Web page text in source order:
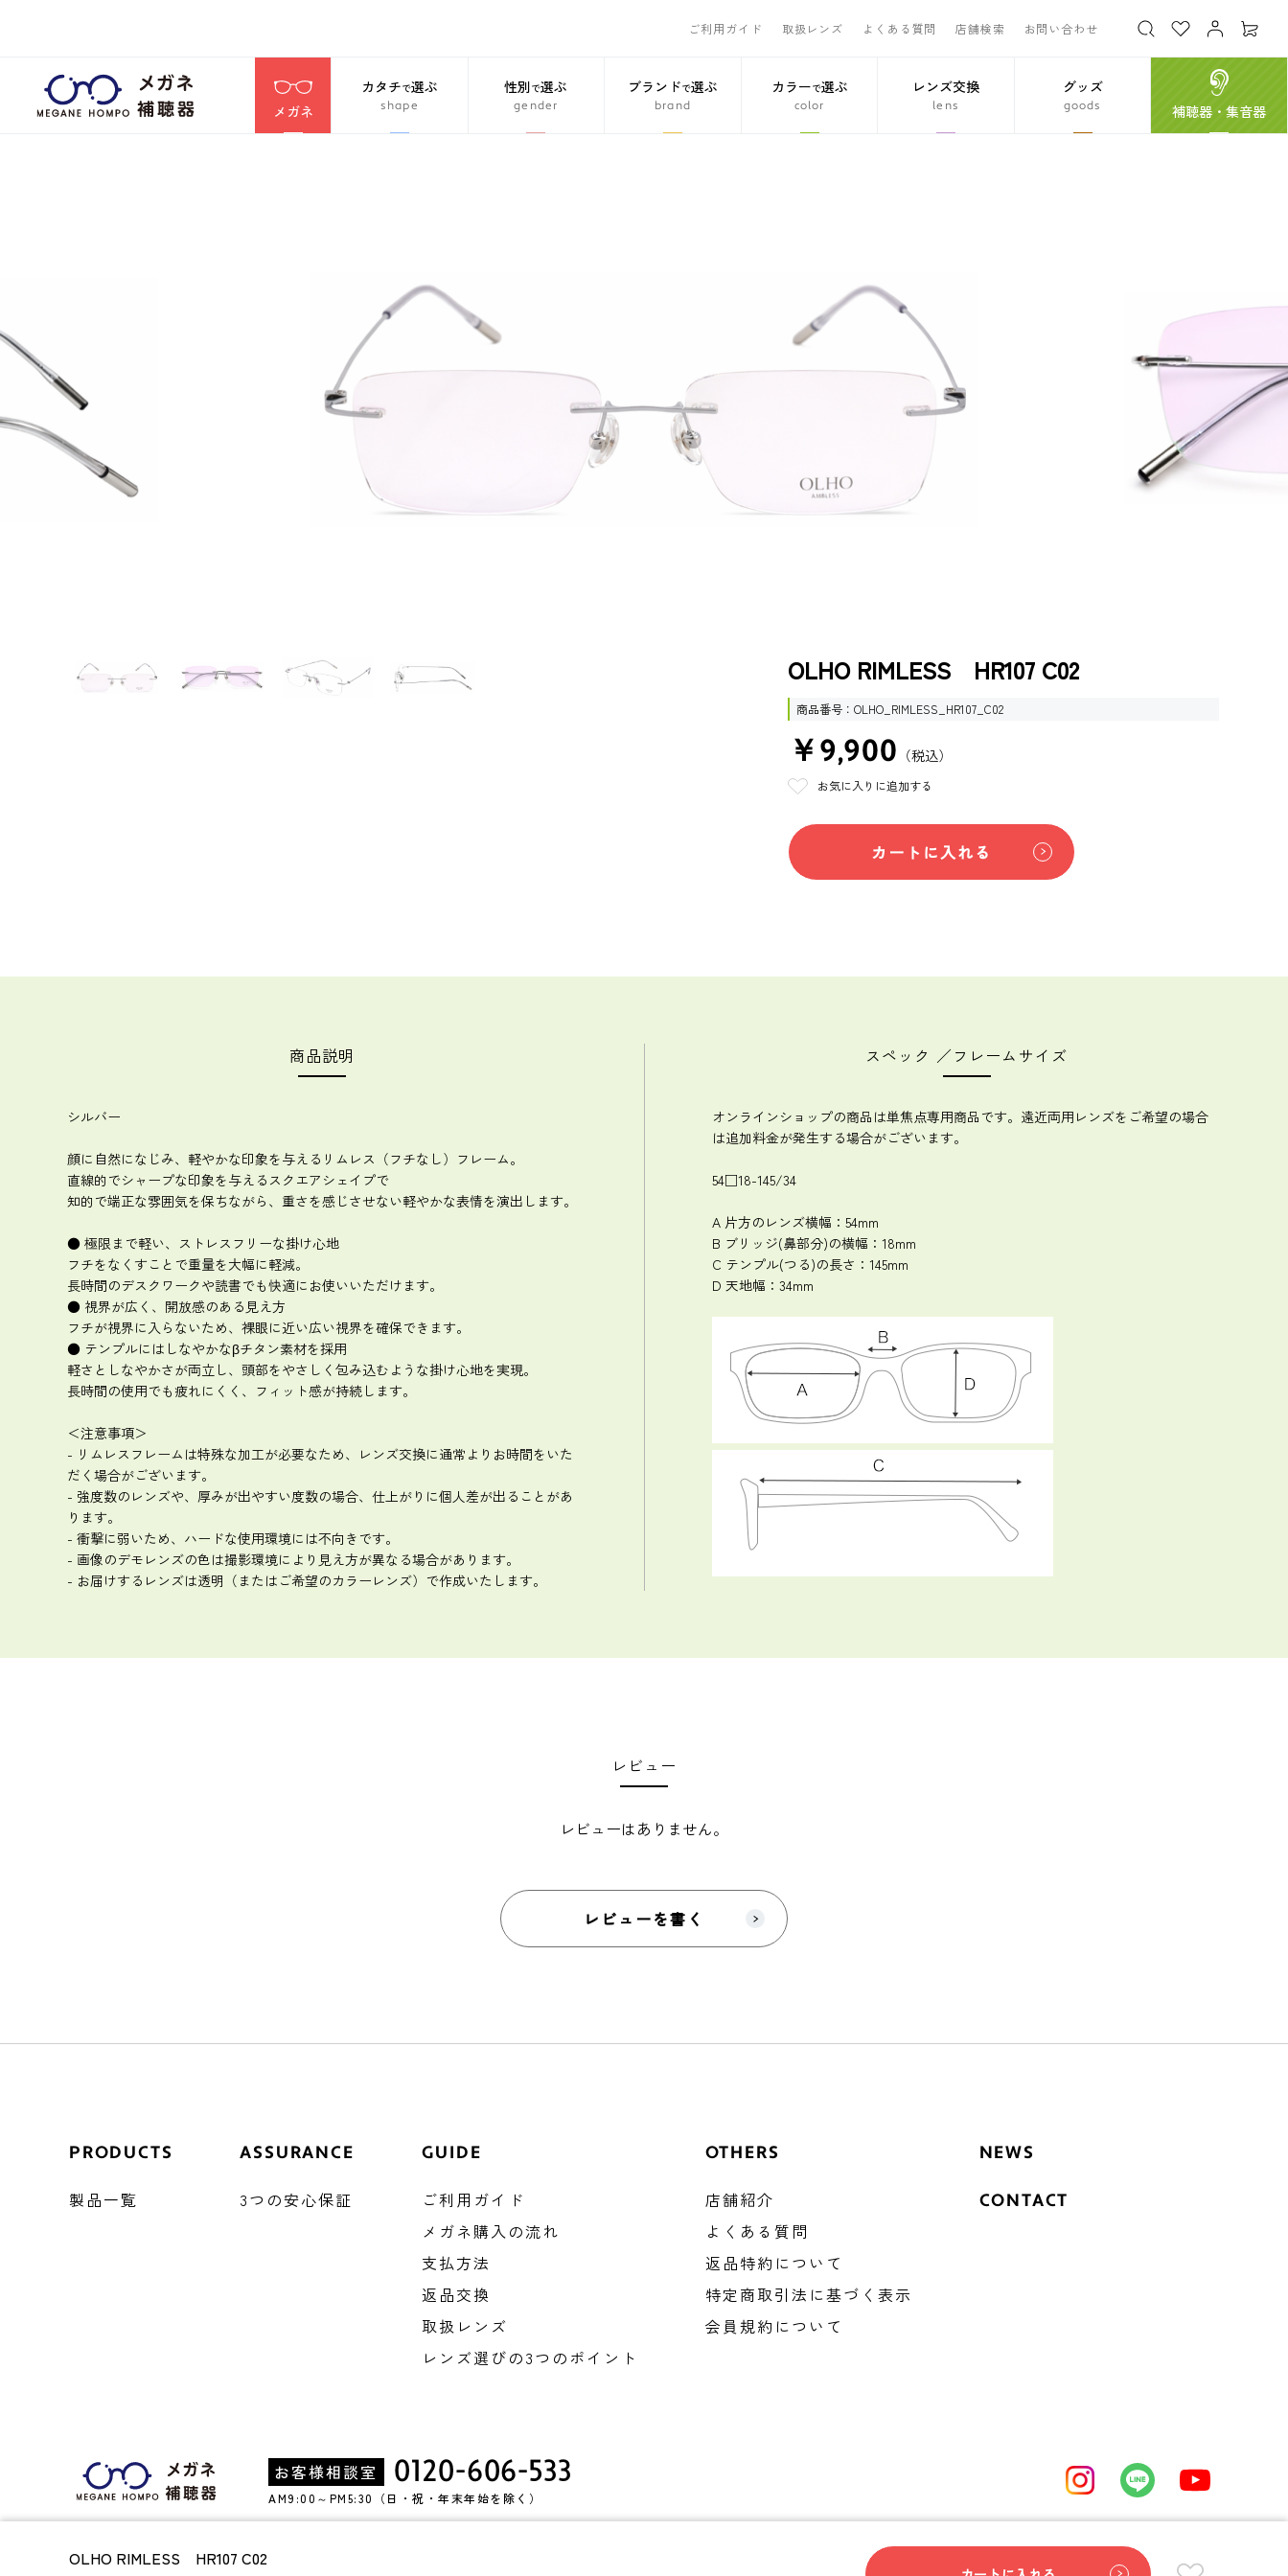
ご利用ガイド 取扱レンズ よくある質問 店舗検索 お問い合わせ
メガネ
カタチで選ぶ
shape
性別で選ぶ
gender
ブランドで選ぶ
brand
カラーで選ぶ
color
レンズ交換
lens
グッズ
goods 補聴器・集音器
OLHO RIMLESS HR107 C02
商品番号 OLHO_RIMLESS_HR107_C02
￥9,900 （税込）
お気に入りに追加する
カートに入れる
商品説明
シルバー
顔に自然になじみ、軽やかな印象を与えるリムレス（フチなし）フレーム。
直線的でシャープな印象を与えるスクエアシェイプで
知的で端正な雰囲気を保ちながら、重さを感じさせない軽やかな表情を演出します。
● 極限まで軽い、ストレスフリーな掛け心地
フチをなくすことで重量を大幅に軽減。
長時間のデスクワークや読書でも快適にお使いいただけます。
● 視界が広く、開放感のある見え方
フチが視界に入らないため、裸眼に近い広い視界を確保できます。
● テンプルにはしなやかなβチタン素材を採用
軽さとしなやかさが両立し、頭部をやさしく包み込むような掛け心地を実現。
長時間の使用でも疲れにくく、フィット感が持続します。
＜注意事項＞
- リムレスフレームは特殊な加工が必要なため、レンズ交換に通常よりお時間をいた
だく場合がございます。
- 強度数のレンズや、厚みが出やすい度数の場合、仕上がりに個人差が出ることがあ
ります。
- 衝撃に弱いため、ハードな使用環境には不向きです。
- 画像のデモレンズの色は撮影環境により見え方が異なる場合があります。
- お届けするレンズは透明（またはご希望のカラーレンズ）で作成いたします。
スペック ／フレームサイズ
オンラインショップの商品は単焦点専用商品です。遠近両用レンズをご希望の場合
は追加料金が発生する場合がございます。
54□18-145/34
A 片方のレンズ横幅：54mm
B ブリッジ(鼻部分)の横幅：18mm
C テンプル(つる)の長さ：145mm
D 天地幅：34mm
レビュー
レビューはありません。
レビューを書く
OLHO RIMLESS HR107 C02
PRODUCTS
製品一覧
ASSURANCE
3つの安心保証
GUIDE
ご利用ガイド
メガネ購入の流れ
支払方法
返品交換
取扱レンズ
レンズ選びの3つのポイント
OTHERS
店舗紹介
よくある質問
返品特約について
特定商取引法に基づく表示
会員規約について
NEWS
CONTACT
お客様相談室 0120-606-533
AM9:00～PM5:30（日・祝・年末年始を除く）